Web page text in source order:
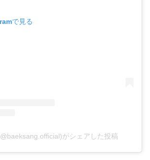
で見る
がシェアした投稿